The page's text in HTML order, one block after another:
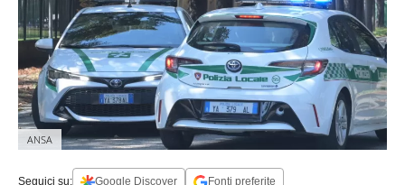
ANSA
Seguici su: Google Discover Fonti preferite